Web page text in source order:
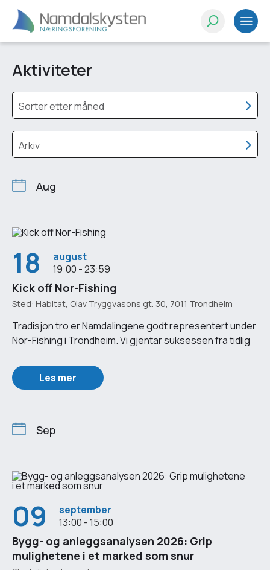
Aktiviteter
Sorter etter måned
Arkiv
Aug
18
august
19:00 - 23:59
Kick off Nor-Fishing
Sted: Habitat, Olav Tryggvasons gt. 30, 7011 Trondheim
Tradisjon tro er Namdalingene godt representert under
Nor-Fishing i Trondheim. Vi gjentar suksessen fra tidlig
Les mer
Sep
09
september
13:00 - 15:00
Bygg- og anleggsanalysen 2026: Grip
mulighetene i et marked som snur